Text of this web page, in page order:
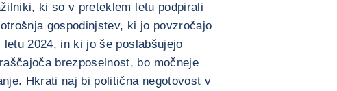
ki so v preteklem letu podpirali
gospodinjstev, ki jo povzročajo
2024, in ki jo še poslabšujejo
brezposelnost, bo močneje
Hkrati naj bi politična negotovost v